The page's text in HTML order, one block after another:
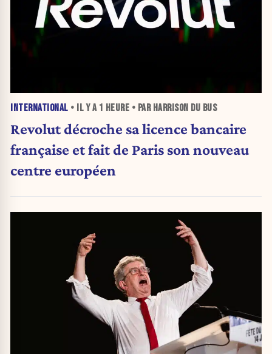
INTERNATIONAL • IL Y A 1 HEURE • PAR HARRISON DU BUS
Revolut décroche sa licence bancaire
française et fait de Paris son nouveau
centre européen